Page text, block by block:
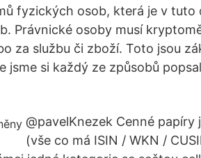
fyzických osob, která je v tuto
Právnické osoby musí
za službu či zboží. Toto jsou
jsme si každý ze způsobů
@pavelKnezek Cenné papíry
(vše co má ISIN / WKN /